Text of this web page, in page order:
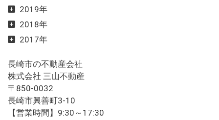
2019年
2018年
2017年
長崎市の不動産会社
株式会社 三山不動産
〒850-0032
長崎市興善町3-10
【営業時間】9:30～17:30